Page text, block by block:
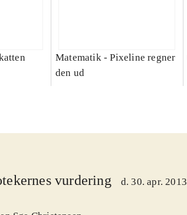
Matematik - Pixeline regner
den ud
vurdering d. 30. apr. 2013